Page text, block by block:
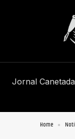
Jornal
Home